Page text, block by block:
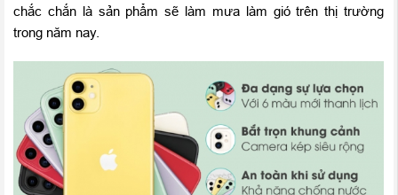
chắc chắn là sản phẩm sẽ làm mưa làm gió trên thị trường
trong năm nay.